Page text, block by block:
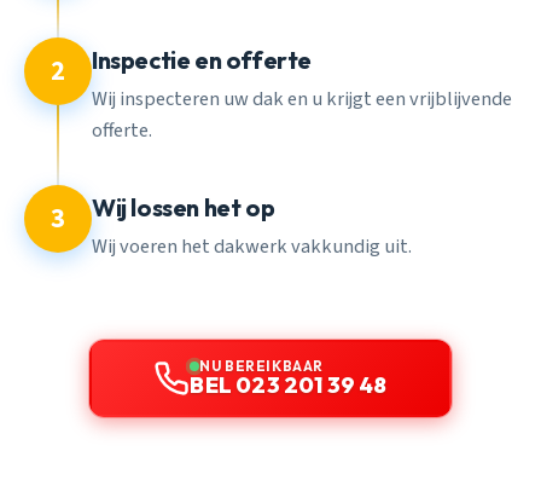
2 Inspectie en offerte
Wij inspecteren uw dak en u krijgt een vrijblijvende
offerte.
3 Wij lossen het op
Wij voeren het dakwerk vakkundig uit.
NU BEREIKBAAR
BEL 023 201 39 48